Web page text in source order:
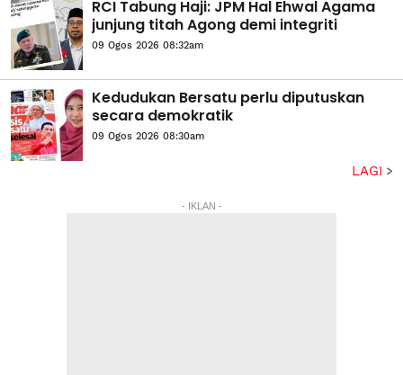
RCI Tabung Haji: JPM Hal Ehwal Agama
junjung titah Agong demi integriti
09 Ogos 2026 08:32am
Kedudukan Bersatu perlu diputuskan
secara demokratik
09 Ogos 2026 08:30am
LAGI
- IKLAN -